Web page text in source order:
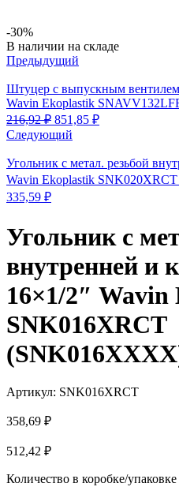
-30%
Availability:
В наличии на складе
Предыдущий
Штуцер с выпускным
Wavin Ekoplastik
216,92₽ Первоначальная
цена
составляла
1
216,92 ₽.
851,85 ₽Текущая
Следующий
Угольник с метал. резьбой
Wavin Ekoplastik
Первоначальная
479,42 ₽.
335,59 ₽Текущая
Угольник с
внутренней и
16×1/2″
SNK016XRCT
Артикул: SNK016XRCT
358,69 ₽
512,42 ₽
Количество в коробке/упаковке